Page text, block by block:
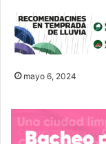
mayo 6, 2024